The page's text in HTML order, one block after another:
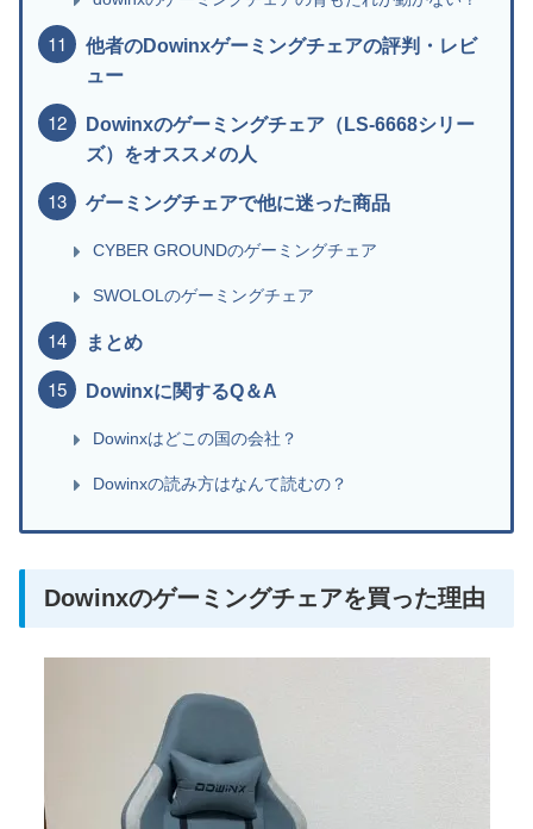
他者のDowinxゲーミングチェアの評判・レビ
ュー
Dowinxのゲーミングチェア（LS-6668シリー
ズ）をオススメの人
ゲーミングチェアで他に迷った商品
CYBER GROUNDのゲーミングチェア
SWOLOLのゲーミングチェア
まとめ
Dowinxに関するQ＆A
Dowinxはどこの国の会社？
Dowinxの読み方はなんて読むの？
Dowinxのゲーミングチェアを買った理由